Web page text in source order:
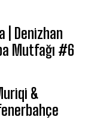
| Denizhan
Mutfağı #6
&